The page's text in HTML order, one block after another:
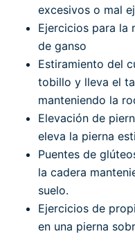
excesivos o mal
Ejercicios para la
de ganso
Estiramiento del
tobillo y lleva el
manteniendo la
Elevación de
eleva la pierna
Puentes de
la cadera
suelo.
Ejercicios de
en una pierna